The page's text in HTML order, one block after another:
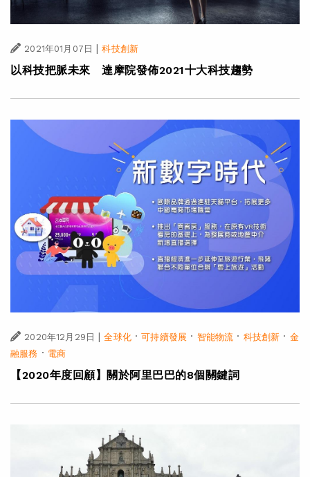
2021年01月07日 科技創新
以科技把脈未來 達摩院發佈2021十大科技趨勢
2020年12月29日 | 全球化·可持續發展 · 智能物流 · 科技創新 · 金
融服務 · 電商
【2020年度回顧】關於阿里巴巴的8個關鍵詞